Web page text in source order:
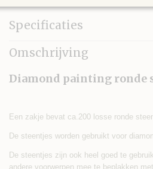
Specificaties
Afmetingen (l,b,h)
Omschrijving
Diamond painting ronde
Een zakje bevat ca.200 losse ronde
De steentjes worden gebruikt voor
De steentjes zijn ook heel goed te
andere voorwerpen mee te beplakken